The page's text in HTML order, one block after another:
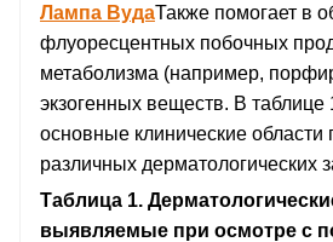
Лампа ВудаТакже помогает в
флуоресцентных побочных
метаболизма (например,
экзогенных веществ. В таблице
основные клинические
различных дерматологических
Таблица 1.
выявляемые при осмотре с